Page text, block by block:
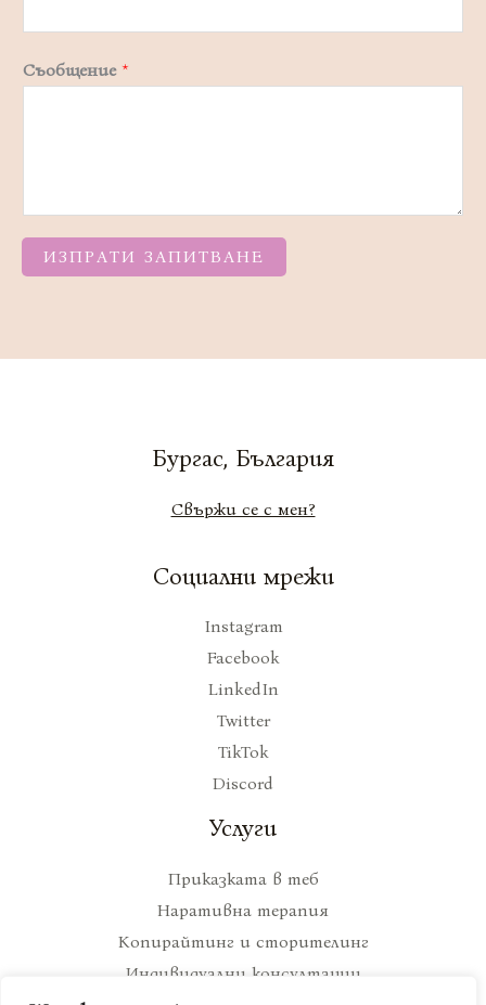
Съобщение *
ИЗПРАТИ ЗАПИТВАНЕ
Бургас, България
Свържи се с мен?
Социални мрежи
Instagram
Facebook
LinkedIn
Twitter
TikTok
Discord
Услуги
Приказката в теб
Наративна терапия
Копирайтинг и сторителинг
Индивидуални консултации